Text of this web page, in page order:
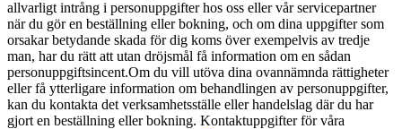
allvarligt intrång i personuppgifter hos oss eller vår servicepartner
när du gör en beställning eller bokning, och om dina uppgifter som
orsakar betydande skada för dig koms över exempelvis av tredje
man, har du rätt att utan dröjsmål få information om en sådan
personuppgiftsincent.Om du vill utöva dina ovannämnda rättigheter
eller få ytterligare information om behandlingen av personuppgifter,
kan du kontakta det verksamhetsställe eller handelslag där du har
gjort en beställning eller bokning. Kontaktuppgifter för våra